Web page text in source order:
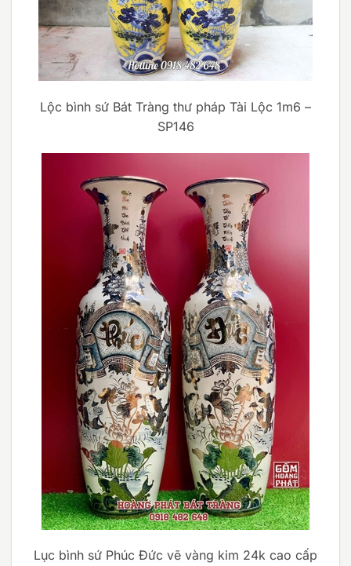
Lộc bình sứ Bát Tràng thư pháp Tài Lộc 1m6 –
SP146
Lục bình sứ Phúc Đức vẽ vàng kim 24k cao cấp